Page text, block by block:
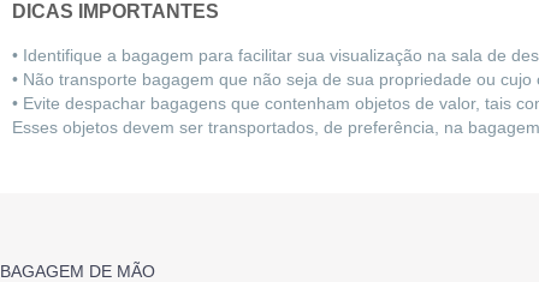
DICAS IMPORTANTES
• Identifique a bagagem para facilitar sua visualização na sala de
• Não transporte bagagem que não seja de sua propriedade ou
• Evite despachar bagagens que contenham objetos de valor, tais
Esses objetos devem ser transportados, de preferência, na
BAGAGEM DE MÃO